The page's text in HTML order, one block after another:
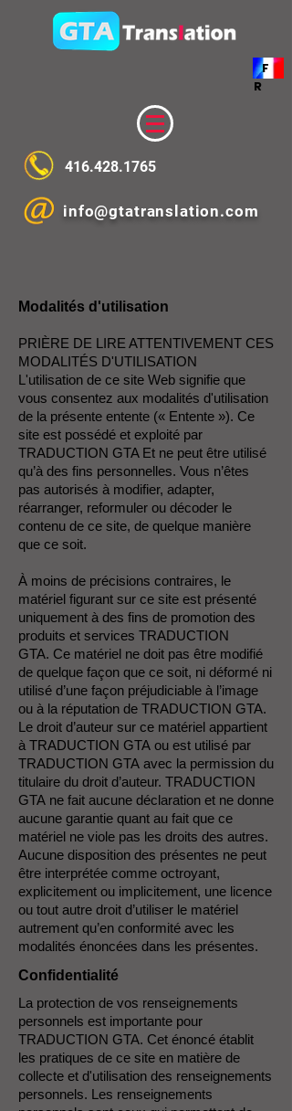
F
R
416.428.1765
info@gtatranslation.com
Modalités d'utilisation
PRIÈRE DE LIRE ATTENTIVEMENT CES
MODALITÉS D'UTILISATION
L'utilisation de ce site Web signifie que
vous consentez aux modalités d'utilisation
de la présente entente (« Entente »). Ce
site est possédé et exploité par
TRADUCTION GTA Et ne peut être utilisé
qu’à des fins personnelles. Vous n’êtes
pas autorisés à modifier, adapter,
réarranger, reformuler ou décoder le
contenu de ce site, de quelque manière
que ce soit.
À moins de précisions contraires, le
matériel figurant sur ce site est présenté
uniquement à des fins de promotion des
produits et services TRADUCTION
GTA. Ce matériel ne doit pas être modifié
de quelque façon que ce soit, ni déformé ni
utilisé d’une façon préjudiciable à l’image
ou à la réputation de TRADUCTION GTA.
Le droit d’auteur sur ce matériel appartient
à TRADUCTION GTA ou est utilisé par
TRADUCTION GTA avec la permission du
titulaire du droit d’auteur. TRADUCTION
GTA ne fait aucune déclaration et ne donne
aucune garantie quant au fait que ce
matériel ne viole pas les droits des autres.
Aucune disposition des présentes ne peut
être interprétée comme octroyant,
explicitement ou implicitement, une licence
ou tout autre droit d’utiliser le matériel
autrement qu’en conformité avec les
modalités énoncées dans les présentes.
Confidentialité
La protection de vos renseignements
personnels est importante pour
TRADUCTION GTA. Cet énoncé établit
les pratiques de ce site en matière de
collecte et d'utilisation des renseignements
personnels. Les renseignements